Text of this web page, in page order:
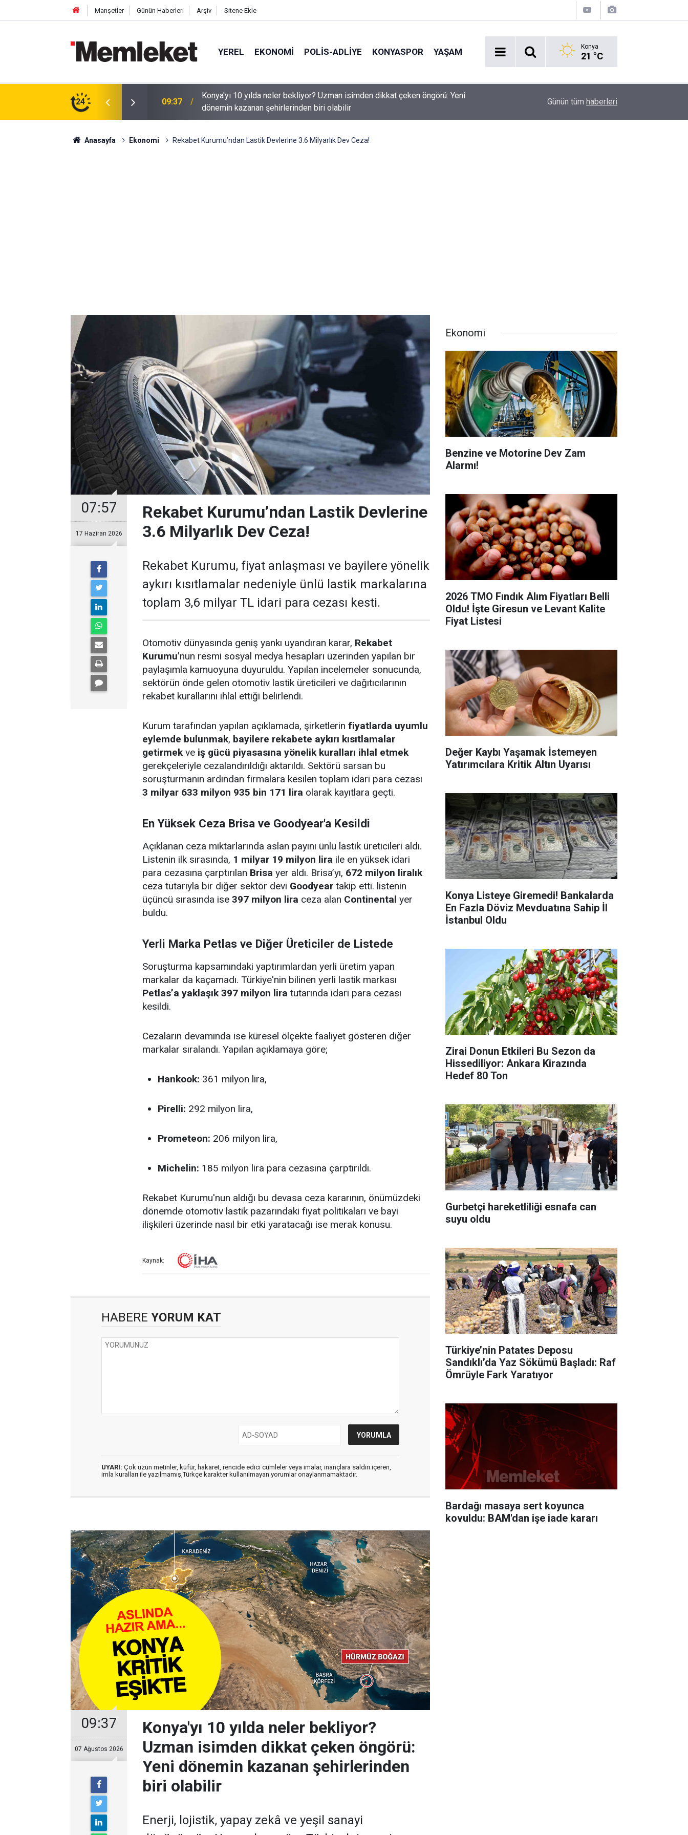
Manşetler Günün Haberleri Arşiv Sitene Ekle
YEREL EKONOMI POLİS-ADLİYE KONYASPOR YAŞAM Konya
21 °C
24
isimden dikkat çeken öngörü: Yeni
09:27 İl Müdürü Özgür Karayazılı Konya Erzurumlular Derneği’ni Ziyaret Etti Benzine ve Motorine Dev Zam Alarmı!
Günün tüm haberleri
Anasayfa Ekonomi Rekabet Kurumu’ndan Lastik Devlerine 3.6 Milyarlık Dev Ceza!
07:57
17 Haziran 2026
Rekabet Kurumu’ndan Lastik Devlerine
3.6 Milyarlık Dev Ceza!
Rekabet Kurumu, fiyat anlaşması ve bayilere yönelik
aykırı kısıtlamalar nedeniyle ünlü lastik markalarına
toplam 3,6 milyar TL idari para cezası kesti.
Otomotiv dünyasında geniş yankı uyandıran karar, Rekabet
Kurumu’nun resmi sosyal medya hesapları üzerinden yapılan bir
paylaşımla kamuoyuna duyuruldu. Yapılan incelemeler sonucunda,
sektörün önde gelen otomotiv lastik üreticileri ve dağıtıcılarının
rekabet kurallarını ihlal ettiği belirlendi.
Kurum tarafından yapılan açıklamada, şirketlerin fiyatlarda uyumlu
eylemde bulunmak, bayilere rekabete aykırı kısıtlamalar
getirmekve iş gücü piyasasına yönelik kuralları ihlal etmek
gerekçeleriyle cezalandırıldığı aktarıldı. Sektörü sarsan bu
soruşturmanın ardından firmalara kesilen toplam idari para cezası
3 milyar 633 milyon 935 bin 171 lira olarak kayıtlara geçti.
En Yüksek Ceza Brisa ve Goodyear'a Kesildi
Açıklanan ceza miktarlarında aslan payını ünlü lastik üreticileri aldı.
Listenin ilk sırasında, 1 milyar 19 milyon lira ile en yüksek idari
para cezasına çarptırılan Brisa yer aldı. Brisa’yı, 672 milyon liralık
ceza tutarıyla bir diğer sektör devi Goodyear takip etti. listenin
üçüncü sırasında ise 397 milyon lira ceza alan Continental yer
buldu.
Yerli Marka Petlas ve Diğer Üreticiler de Listede
Soruşturma kapsamındaki yaptırımlardan yerli üretim yapan
markalar da kaçamadı. Türkiye'nin bilinen yerli lastik markası
Petlas’a yaklaşık 397 milyon lira tutarında idari para cezası
kesildi.
Cezaların devamında ise küresel ölçekte faaliyet gösteren diğer
markalar sıralandı. Yapılan açıklamaya göre;
Hankook: 361 milyon lira,
Pirelli: 292 milyon lira,
Prometeon: 206 milyon lira,
Michelin: 185 milyon lira para cezasına çarptırıldı.
Rekabet Kurumu'nun aldığı bu devasa ceza kararının, önümüzdeki
dönemde otomotiv lastik pazarındaki fiyat politikaları ve bayi
ilişkileri üzerinde nasıl bir etki yaratacağı ise merak konusu.
Kaynak:
HABERE YORUM KAT
UYARI: Çok uzun metinler, küfür, hakaret, rencide edici cümleler veya imalar, inançlara saldırı içeren,
imla kuralları ile yazılmamış,Türkçe karakter kullanılmayan yorumlar onaylanmamaktadır.
09:37
07 Ağustos 2026
Konya'yı 10 yılda neler bekliyor?
Uzman isimden dikkat çeken öngörü:
Yeni dönemin kazanan şehirlerinden
biri olabilir
Enerji, lojistik, yapay zekâ ve yeşil sanayi
Ekonomi
Benzine ve Motorine Dev Zam
Alarmı!
2026 TMO Fındık Alım Fiyatları Belli
Oldu! İşte Giresun ve Levant Kalite
Fiyat Listesi
Değer Kaybı Yaşamak İstemeyen
Yatırımcılara Kritik Altın Uyarısı
Konya Listeye Giremedi! Bankalarda
En Fazla Döviz Mevduatına Sahip İl
İstanbul Oldu
Zirai Donun Etkileri Bu Sezon da
Hissediliyor: Ankara Kirazında
Hedef 80 Ton
Gurbetçi hareketliliği esnafa can
suyu oldu
Türkiye’nin Patates Deposu
Sandıklı’da Yaz Sökümü Başladı: Raf
Ömrüyle Fark Yaratıyor
Bardağı masaya sert koyunca
kovuldu: BAM'dan işe iade kararı